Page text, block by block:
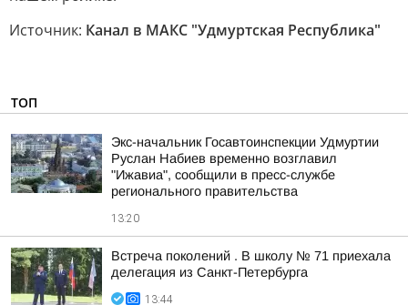
Источник: Канал в МАКС "Удмуртская Республика"
ТОП
Экс-начальник Госавтоинспекции Удмуртии
Руслан Набиев временно возглавил
"Ижавиа", сообщили в пресс-службе
регионального правительства
13:20
Встреча поколений . В школу № 71 приехала
делегация из Санкт-Петербурга
13:44